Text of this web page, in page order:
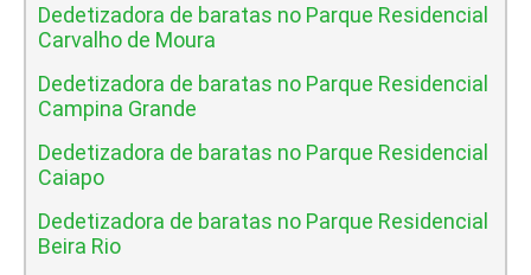
Dedetizadora de baratas no Parque Residencial
Carvalho de Moura
Dedetizadora de baratas no Parque Residencial
Campina Grande
Dedetizadora de baratas no Parque Residencial
Caiapo
Dedetizadora de baratas no Parque Residencial
Beira Rio